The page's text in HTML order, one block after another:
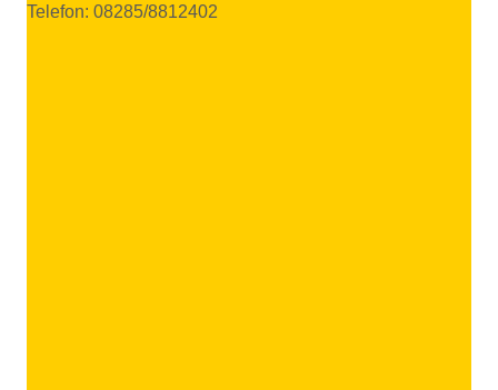
Telefon: 08285/8812402